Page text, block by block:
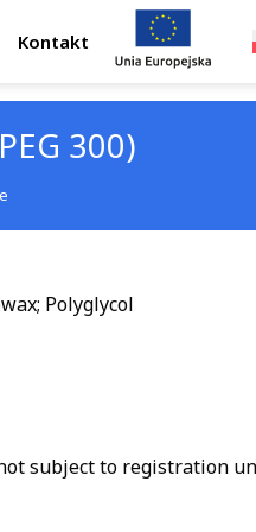
Kontakt
300)
Polyglycol
subject to registration